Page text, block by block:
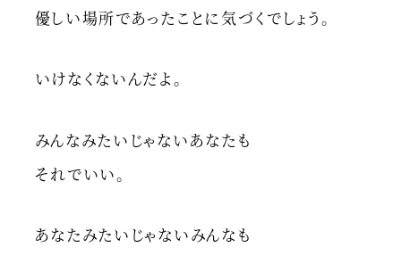
優しい場所であったことに気づくでしょう。
いけなくないんだよ。
みんなみたいじゃないあなたも
それでいい。
あなたみたいじゃないみんなも